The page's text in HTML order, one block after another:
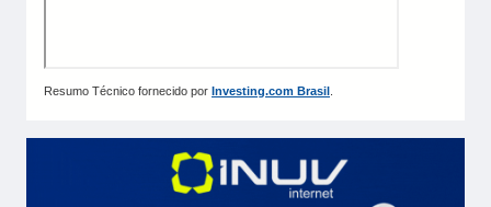
Resumo Técnico fornecido por Investing.com Brasil